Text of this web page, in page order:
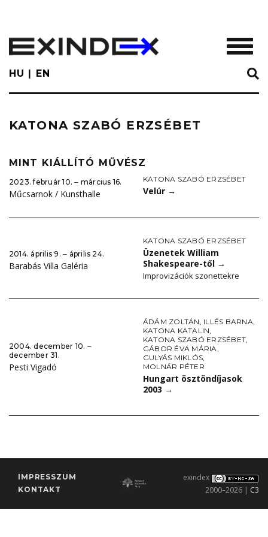
main
content
HU EN
KATONA SZABÓ ERZSÉBET
MINT KIÁLLÍTÓ MŰVÉSZ
2023. február 10. ‒ március 16.
Műcsarnok / Kunsthalle
KATONA SZABÓ ERZSÉBET
Velúr →
2014. április 9. ‒ április 24.
Barabás Villa Galéria
KATONA SZABÓ ERZSÉBET
Üzenetek William
Shakespeare-től →
Improvizációk szonettekre
2004. december 10. ‒
december 31.
Pesti Vigadó
ÁDÁM ZOLTÁN, ILLÉS BARNA,
KATONA KATALIN,
KATONA SZABÓ ERZSÉBET,
GÁBOR ÉVA MÁRIA,
GULYÁS MIKLÓS,
MOLNÁR PÉTER
Hungart ösztöndíjasok
2003 →
IMPRESSZUM
KONTAKT
exindex
2000–2026 | C3